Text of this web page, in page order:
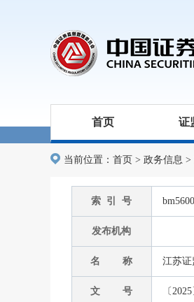
首页 证
当前位置： 首页 > 政务信息 >
索 引 号
发布机构
名 称 江苏证
文 号 〔